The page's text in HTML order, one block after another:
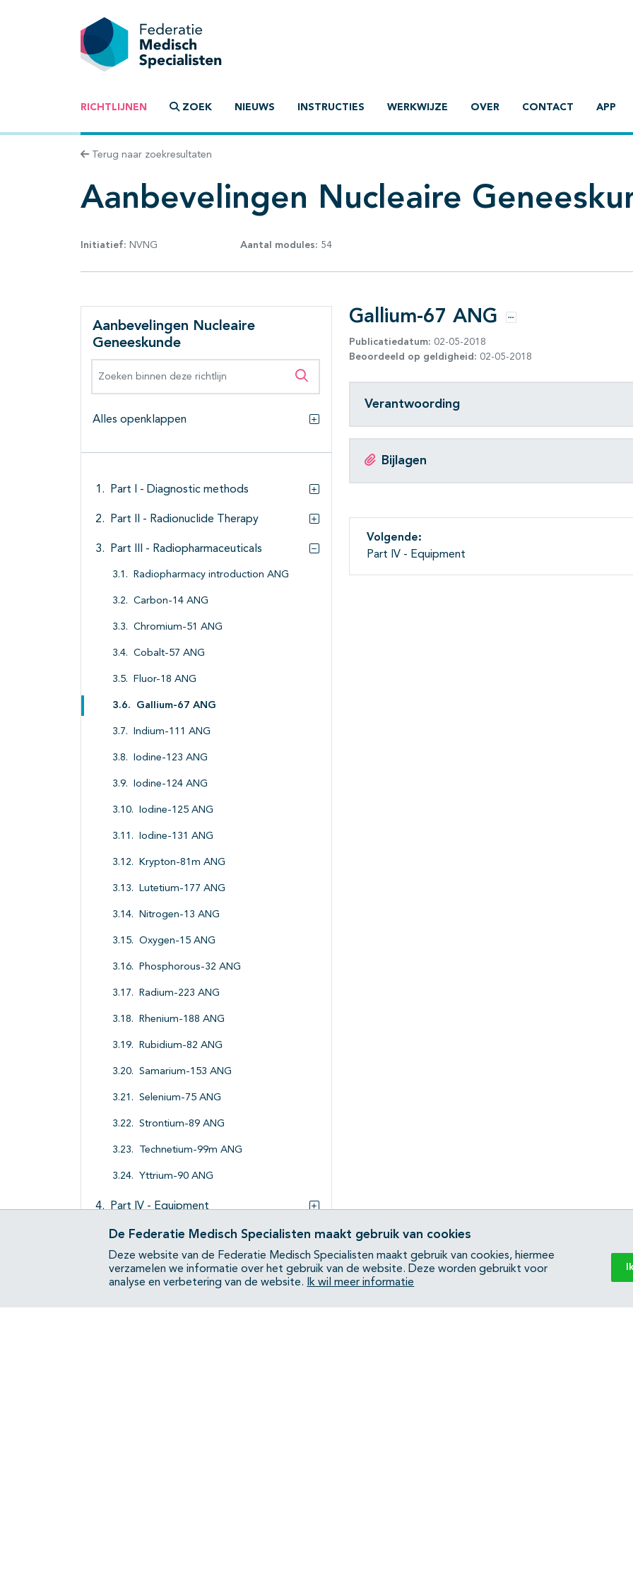
RICHTLIJNEN ZOEK NIEUWS INSTRUCTIES WERKWIJZE OVER CONTACT APP
Terug naar zoekresultaten
Aanbevelingen Nucleaire
Initiatief: NVNG Aantal modules: 54
Aanbevelingen Nucleaire
Geneeskunde
Zoeken binnen deze richtlijn
Alles openklappen
Alles openklappen
Part I - Diagnostic methods
Part II - Radionuclide Therapy
Subpagina's open- en dichtklappen
Part III - Radiopharmaceuticals
Radiopharmacy introduction ANG
Carbon-14 ANG
Chromium-51 ANG
Cobalt-57 ANG
Fluor-18 ANG
Gallium-67 ANG
Indium-111 ANG
Iodine-123 ANG
Iodine-124 ANG
Iodine-125 ANG
Iodine-131 ANG
Krypton-81m ANG
Lutetium-177 ANG
Nitrogen-13 ANG
Oxygen-15 ANG
Phosphorous-32 ANG
Radium-223 ANG
Rhenium-188 ANG
Rubidium-82 ANG
Samarium-153 ANG
Selenium-75 ANG
Strontium-89 ANG
Technetium-99m ANG
Yttrium-90 ANG
Part IV - Equipment
Part V - Radiation Dosimetry in Nuclear
Medicine
Bijlagen
Gallium-67 ANG Opties
Publicatiedatum: 02-05-2018
Beoordeeld op geldigheid: 02-05-2018
Verantwoording
Bijlagen
Volgende:
Part IV - Equipment
De Federatie Medisch Specialisten maakt gebruik van cookies
Deze website van de Federatie Medisch Specialisten maakt gebruik van cookies, hiermee
verzamelen we informatie over het gebruik van de website. Deze worden gebruikt voor
analyse en verbetering van de website.
Ik wil meer informatie